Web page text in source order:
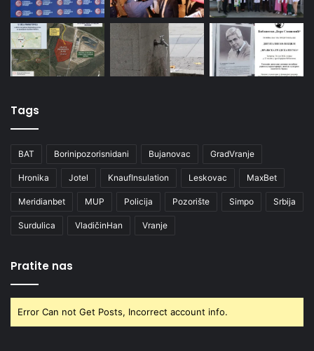
Tags
BAT Borinipozorisnidani Bujanovac GradVranje
Hronika Jotel KnaufInsulation Leskovac MaxBet
Meridianbet MUP Policija Pozorište Simpo Srbija
Surdulica VladičinHan Vranje
Pratite nas
Error Can not Get Posts, Incorrect account info.